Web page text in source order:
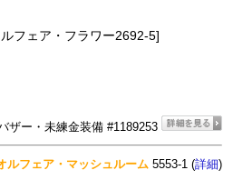
フェア・フラワー2692-5]
ザー・未練金装備 #1189253
ルフェア・マッシュルーム 5553-1 (詳細)